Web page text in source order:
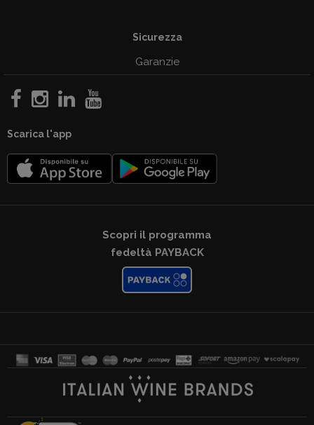
Sicurezza
Garanzie
Scarica l'app
Scopri il programma
fedeltà PAYBACK